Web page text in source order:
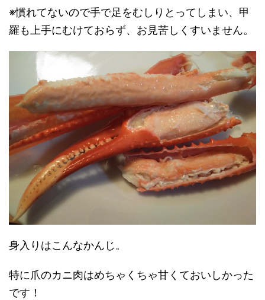
※慣れてないので手で足をむしりとってしまい、甲
羅も上手にむけておらず、お見苦しくすいません。
身入りはこんなかんじ。
特に爪のカニ肉はめちゃくちゃ甘くておいしかった
です！